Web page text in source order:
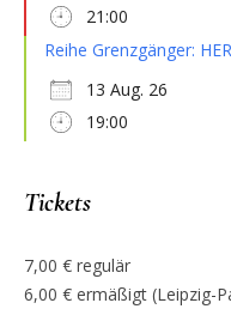
21:00
Reihe Grenzgänger:
13 Aug. 26
19:00
Tickets
7,00 € regulär
6,00 € ermäßigt (Leipzig-